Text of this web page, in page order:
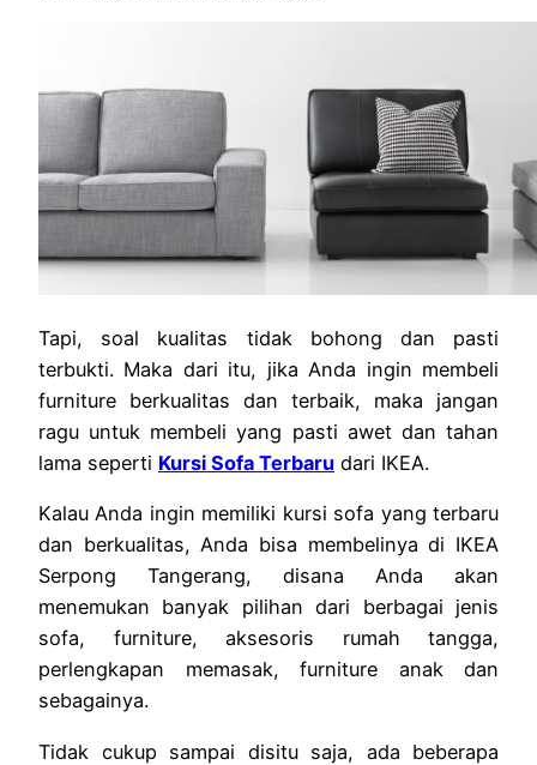
Tapi, soal kualitas tidak bohong dan pasti
terbukti. Maka dari itu, jika Anda ingin membeli
furniture berkualitas dan terbaik, maka jangan
ragu untuk membeli yang pasti awet dan tahan
lama seperti Kursi Sofa Terbaru dari IKEA.
Kalau Anda ingin memiliki kursi sofa yang terbaru
dan berkualitas, Anda bisa membelinya di IKEA
Serpong Tangerang, disana Anda akan
menemukan banyak pilihan dari berbagai jenis
sofa, furniture, aksesoris rumah tangga,
perlengkapan memasak, furniture anak dan
sebagainya.
Tidak cukup sampai disitu saja, ada beberapa